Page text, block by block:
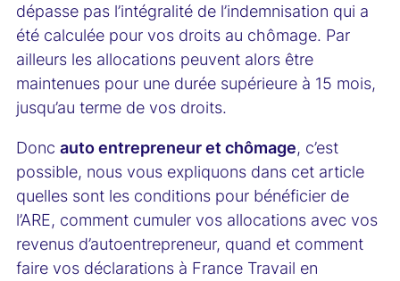
dépasse pas l’intégralité de l’indemnisation qui a
été calculée pour vos droits au chômage. Par
ailleurs les allocations peuvent alors être
maintenues pour une durée supérieure à 15 mois,
jusqu’au terme de vos droits.
Donc auto entrepreneur et chômage, c’est
possible, nous vous expliquons dans cet article
quelles sont les conditions pour bénéficier de
l’ARE, comment cumuler vos allocations avec vos
revenus d’autoentrepreneur, quand et comment
faire vos déclarations à France Travail en